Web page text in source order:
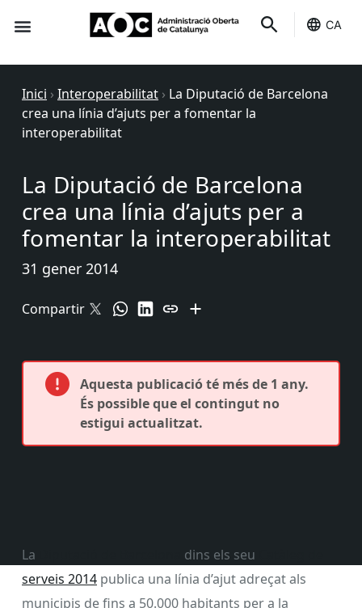
CA
Inici › Interoperabilitat › La Diputació de Barcelona
crea una línia d’ajuts per a fomentar la
interoperabilitat
La Diputació de Barcelona
crea una línia d’ajuts per a
fomentar la interoperabilitat
31 gener 2014
Compartir
Aquesta publicació té més de 1 any.
És possible que el contingut no
estigui actualitzat.
La dins els seu
serveis 2014 publica una línia d’ajut adreçat als
municipis de fins a 50.000 habitants per a la